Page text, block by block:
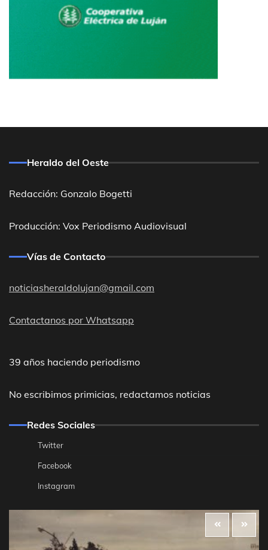
Heraldo del Oeste
Redacción: Gonzalo Bogetti
Producción: Vox Periodismo Audiovisual
Vías de Contacto
noticiasheraldolujan@gmail.com
Contactanos por Whatsapp
39 años haciendo periodismo
No escribimos primicias, redactamos noticias
Redes Sociales
Twitter
Facebook
Instagram